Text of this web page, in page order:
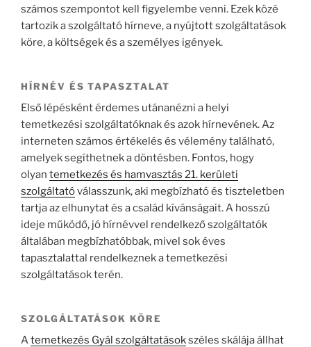
számos szempontot kell figyelembe venni. Ezek közé
tartozik a szolgáltató hírneve, a nyújtott szolgáltatások
köre, a költségek és a személyes igények.
HÍRNÉV ÉS TAPASZTALAT
Első lépésként érdemes utánanézni a helyi
temetkezési szolgáltatóknak és azok hírnevének. Az
interneten számos értékelés és vélemény található,
amelyek segíthetnek a döntésben. Fontos, hogy
olyan temetkezés és hamvasztás 21. kerületi
szolgáltatóválasszunk, aki megbízható és tiszteletben
tartja az elhunytat és a család kívánságait. A hosszú
ideje működő, jó hírnévvel rendelkező szolgáltatók
általában megbízhatóbbak, mivel sok éves
tapasztalattal rendelkeznek a temetkezési
szolgáltatások terén.
SZOLGÁLTATÁSOK KÖRE
Atemetkezés Gyál szolgáltatásokszéles skálája állhat